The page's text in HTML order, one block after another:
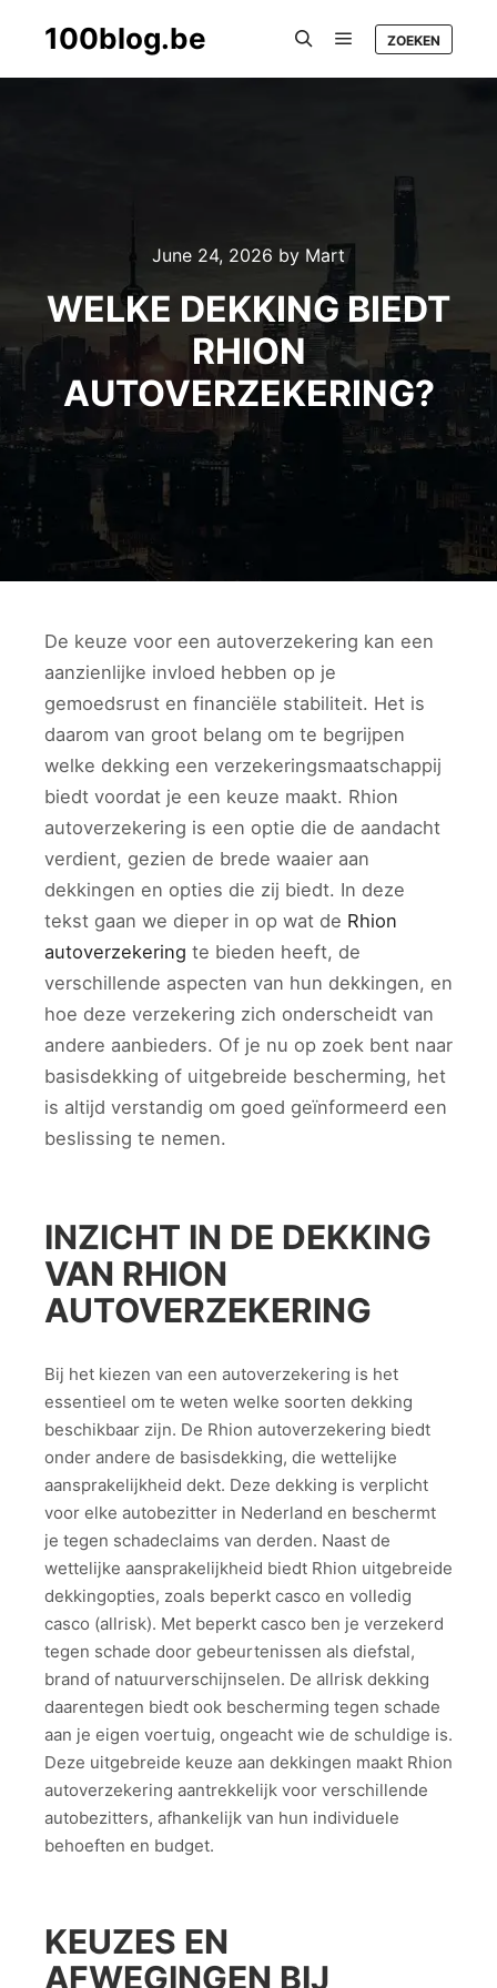
100blog.be ZOEKEN
June 24, 2026 by Mart
WELKE DEKKING BIEDT
RHION
AUTOVERZEKERING?
De keuze voor een autoverzekering kan een
aanzienlijke invloed hebben op je
gemoedsrust en financiële stabiliteit. Het is
daarom van groot belang om te begrijpen
welke dekking een verzekeringsmaatschappij
biedt voordat je een keuze maakt. Rhion
autoverzekering is een optie die de aandacht
verdient, gezien de brede waaier aan
dekkingen en opties die zij biedt. In deze
tekst gaan we dieper in op wat de Rhion
autoverzekering te bieden heeft, de
verschillende aspecten van hun dekkingen, en
hoe deze verzekering zich onderscheidt van
andere aanbieders. Of je nu op zoek bent naar
basisdekking of uitgebreide bescherming, het
is altijd verstandig om goed geïnformeerd een
beslissing te nemen.
INZICHT IN DE DEKKING
VAN RHION
AUTOVERZEKERING
Bij het kiezen van een autoverzekering is het
essentieel om te weten welke soorten dekking
beschikbaar zijn. De Rhion autoverzekering biedt
onder andere de basisdekking, die wettelijke
aansprakelijkheid dekt. Deze dekking is verplicht
voor elke autobezitter in Nederland en beschermt
je tegen schadeclaims van derden. Naast de
wettelijke aansprakelijkheid biedt Rhion uitgebreide
dekkingopties, zoals beperkt casco en volledig
casco (allrisk). Met beperkt casco ben je verzekerd
tegen schade door gebeurtenissen als diefstal,
brand of natuurverschijnselen. De allrisk dekking
daarentegen biedt ook bescherming tegen schade
aan je eigen voertuig, ongeacht wie de schuldige is.
Deze uitgebreide keuze aan dekkingen maakt Rhion
autoverzekering aantrekkelijk voor verschillende
autobezitters, afhankelijk van hun individuele
behoeften en budget.
KEUZES EN
AFWEGINGEN BIJ